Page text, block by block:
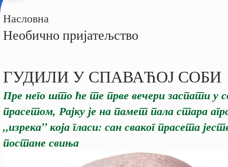
Насловна
Необично пријатељство
ГУДИЛИ У СПАВАЋОЈ СОБИ
Пре него што ће те прве вечери заспати у
прасетом, Рајку је на памет пала стара
„изрека” која гласи: сан сваког прасета
постане свиња